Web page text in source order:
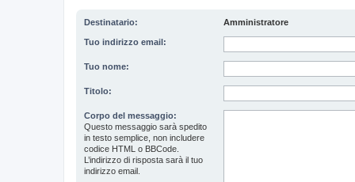
Destinatario: Amministratore
Tuo indirizzo email:
Tuo nome:
Titolo:
Corpo del messaggio:
Questo messaggio sarà spedito
in testo semplice, non includere
codice HTML o BBCode.
L’indirizzo di risposta sarà il tuo
indirizzo email.